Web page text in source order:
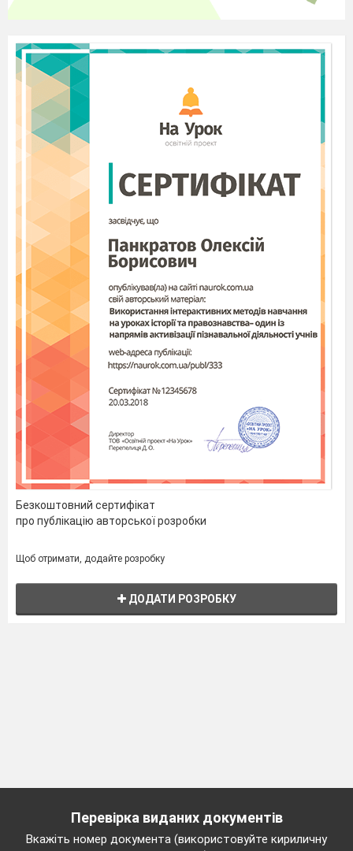
Безкоштовний сертифікат
про публікацію авторської розробки
Щоб отримати, додайте розробку
ДОДАТИ РОЗРОБКУ
Перевірка виданих документів
Вкажіть номер документа (використовуйте кириличну